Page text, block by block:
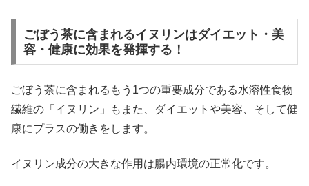
ごぼう茶に含まれるイヌリンはダイエット・美
容・健康に効果を発揮する！
ごぼう茶に含まれるもう1つの重要成分である水溶性食物
繊維の「イヌリン」もまた、ダイエットや美容、そして健
康にプラスの働きをします。
イヌリン成分の大きな作用は腸内環境の正常化です。